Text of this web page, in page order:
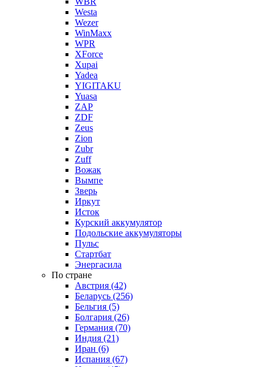
Westa
Wezer
WinMaxx
WPR
XForce
Xupai
Yadea
YIGITAKU
Yuasa
ZAP
ZDF
Zeus
Zion
Zubr
Zuff
Вожак
Вымпе
Зверь
Иркут
Исток
Курский аккумулятор
Подольские аккумуляторы
Пульс
Стартбат
Энергасила
По стране
Австрия (42)
Беларусь (256)
Бельгия (5)
Болгария (26)
Германия (70)
Индия (21)
Иран (6)
Испания (67)